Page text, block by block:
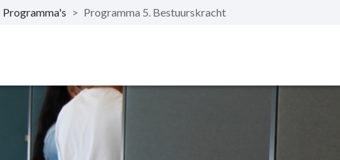
Programma's > Programma 5. Bestuurskracht